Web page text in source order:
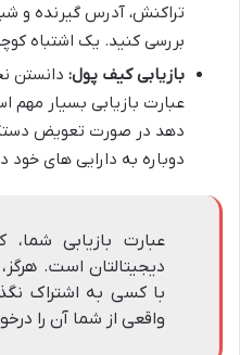
تراکنش، آدرس گیرنده و
بررسی کنید. یک اشتباه
بازیابی کیف پول: دانستن
عبارت بازیابی بسیار مهم
دهد در صورت تعویض
دوباره به دارایی های خود
عبارت بازیابی شما،
دیجیتالتان است.
با کسی به اشتراک
واقعی از شما آن را